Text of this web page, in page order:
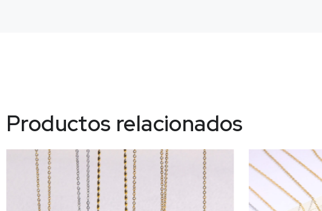
Productos relacionados